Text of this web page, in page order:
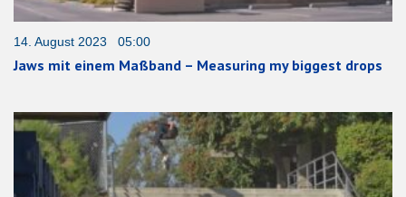
14. August 2023 05:00
Jaws mit einem Maßband – Measuring my biggest drops